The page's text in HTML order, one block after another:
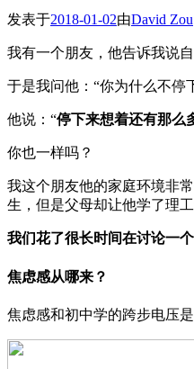
发表于2018-01-02由David Zou
我有一个朋友，他告诉我说
于是我问他：“你为什么不停
他说：“停下来想着还有那么
你也一样吗？
我这个朋友他的家庭环境非
生，但是父母却让他学了理
我们花了很长时间在讨论一
焦虑感从哪来？
焦虑感和初中学的跨步电压